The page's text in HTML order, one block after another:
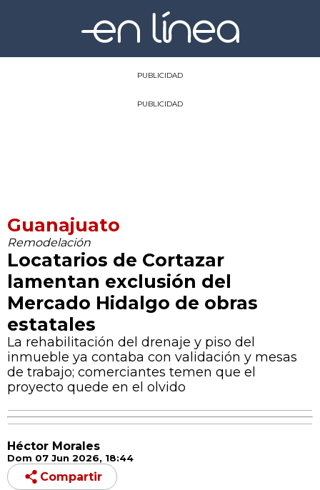
PUBLICIDAD
PUBLICIDAD
Guanajuato
Remodelación
Locatarios de Cortazar
lamentan exclusión del
Mercado Hidalgo de obras
estatales
La rehabilitación del drenaje y piso del
inmueble ya contaba con validación y mesas
de trabajo; comerciantes temen que el
proyecto quede en el olvido
Héctor Morales
Dom 07 Jun 2026, 18:44
Compartir